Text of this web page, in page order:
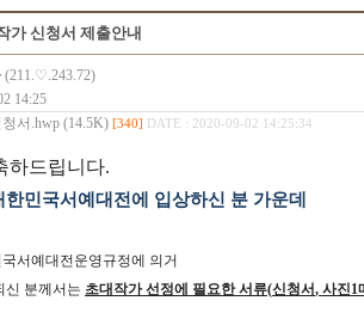
가 신청서 제출안내
(211.♡.243.72)
14:25
서.hwp (14.5K) [340] DATE : 2020-09-02 14:25:34
하드립니다.
한민국서예대전에 입상하신 분 가운데
서예대전운영규정에 의거
신 분께서는 초대작가 선정에 필요한 서류(신청서, 사진1